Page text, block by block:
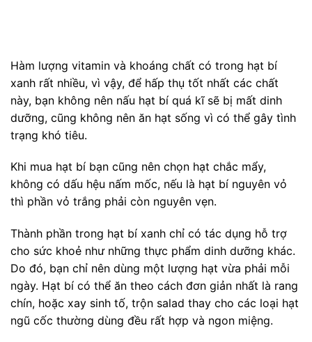
Hàm lượng vitamin và khoáng chất có trong hạt bí
xanh rất nhiều, vì vậy, để hấp thụ tốt nhất các chất
này, bạn không nên nấu hạt bí quá kĩ sẽ bị mất dinh
dưỡng, cũng không nên ăn hạt sống vì có thể gây tình
trạng khó tiêu.
Khi mua hạt bí bạn cũng nên chọn hạt chắc mẩy,
không có dấu hệu nấm mốc, nếu là hạt bí nguyên vỏ
thì phần vỏ trắng phải còn nguyên vẹn.
Thành phần trong hạt bí xanh chỉ có tác dụng hỗ trợ
cho sức khoẻ như những thực phẩm dinh dưỡng khác.
Do đó, bạn chỉ nên dùng một lượng hạt vừa phải mỗi
ngày. Hạt bí có thể ăn theo cách đơn giản nhất là rang
chín, hoặc xay sinh tố, trộn salad thay cho các loại hạt
ngũ cốc thường dùng đều rất hợp và ngon miệng.